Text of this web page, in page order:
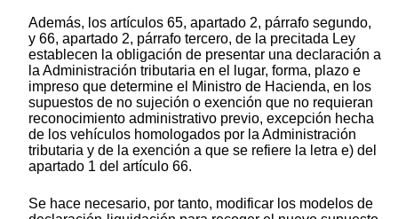
Además, los artículos 65, apartado 2, párrafo segundo,
y 66, apartado 2, párrafo tercero, de la precitada Ley
establecen la obligación de presentar una declaración a
la Administración tributaria en el lugar, forma, plazo e
impreso que determine el Ministro de Hacienda, en los
supuestos de no sujeción o exención que no requieran
reconocimiento administrativo previo, excepción hecha
de los vehículos homologados por la Administración
tributaria y de la exención a que se refiere la letra e) del
apartado 1 del artículo 66.
Se hace necesario, por tanto, modificar los modelos de